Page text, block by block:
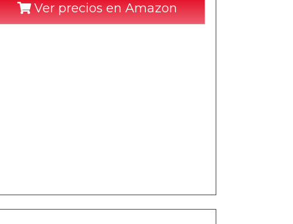
Ver precios en Amazon